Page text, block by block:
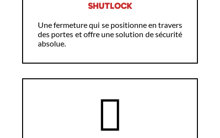
SHUTLOCK
Une fermeture qui se positionne en travers
des portes et offre une solution de sécurité
absolue.